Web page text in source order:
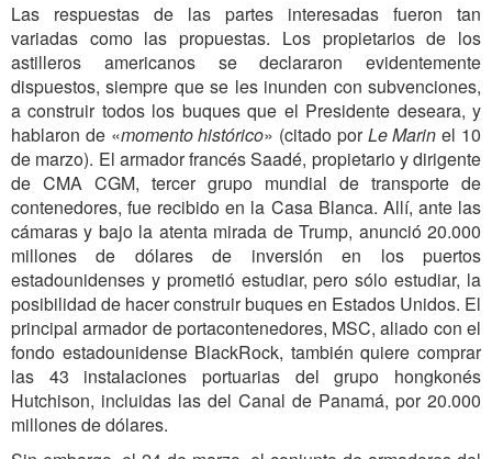
Las respuestas de las partes interesadas fueron tan
variadas como las propuestas. Los propietarios de los
astilleros americanos se declararon evidentemente
dispuestos, siempre que se les inunden con subvenciones,
a construir todos los buques que el Presidente deseara, y
hablaron de «momento histórico» (citado porLe Marin el 10
de marzo). El armador francés Saadé, propietario y dirigente
de CMA CGM, tercer grupo mundial de transporte de
contenedores, fue recibido en la Casa Blanca. Allí, ante las
cámaras y bajo la atenta mirada de Trump, anunció 20.000
millones de dólares de inversión en los puertos
estadounidenses y prometió estudiar, pero sólo estudiar, la
posibilidad de hacer construir buques en Estados Unidos. El
principal armador de portacontenedores, MSC, aliado con el
fondo estadounidense BlackRock, también quiere comprar
las 43 instalaciones portuarias del grupo hongkonés
Hutchison, incluidas las del Canal de Panamá, por 20.000
millones de dólares.